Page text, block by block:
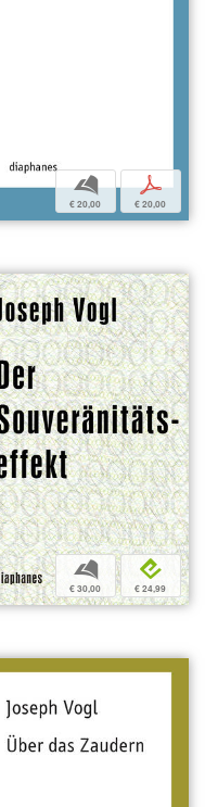
b
€ 20,00
p
€ 20,00
b
€ 30,00
e
€ 24,99